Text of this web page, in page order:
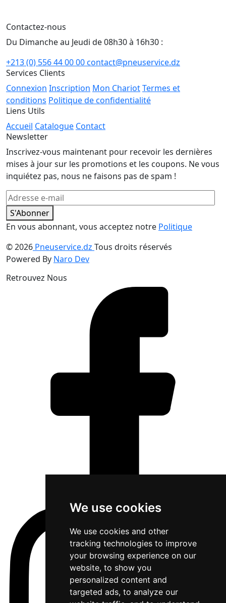
We use cookies
We use cookies and other
tracking technologies to improve
your browsing experience on our
website, to show you
personalized content and
targeted ads, to analyze our
Contactez-nous
Du Dimanche au Jeudi de 08h30 à 16h30 :
+213 (0) 556 44 00 00contact@pneuservice.dz
Services Clients
Connexion Inscription Mon ChariotTermes et
conditions Politique de confidentialité
Liens Utils
Accueil Catalogue Contact
Newsletter
Inscrivez-vous maintenant pour recevoir les dernières
mises à jour sur les promotions et les coupons. Ne vous
inquiétez pas, nous ne faisons pas de spam !
S'Abonner
En vous abonnant, vous acceptez notre Politique
© 2026 Pneuservice.dz Tous droits réservés
Powered By Naro Dev
Retrouvez Nous